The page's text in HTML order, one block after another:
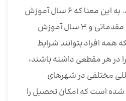
صورت ۶، ۳، ۳ می‌باشد. به این معنا که ۶ سال آموزش
ابتدایی، ۳ سال آموزش مقدماتی و ۳ سال آموزش
همه افراد بتوانند شرایط
در هر مقطعی داشته باشند،
مختلفی در شهرهای
شده است که امکان تحصیل را